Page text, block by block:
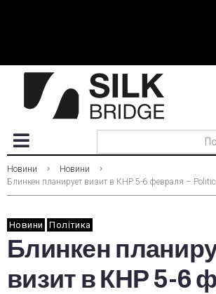
Новини
Новини
Блинкен планирует визит в КНР 5-6 февраля –
Новини Політика
Блинкен
визит в КНР 5-6